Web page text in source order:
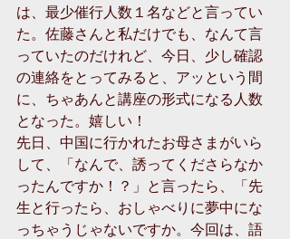
は、最少催行人数１名などと言ってい
た。佐藤さんと私だけでも、なんて言
っていたのだけれど、今日、少し確認
の連絡をとってみると、アッという間
に、ちゃあんと講座の形式になる人数
となった。嬉しい！
先日、中国に行かれたお母さまがいら
して、「なんで、誘ってくださらなか
ったんですか！？」と言ったら、「先
生と行ったら、おしゃべりに夢中にな
っちゃうじゃないですか。今回は、語